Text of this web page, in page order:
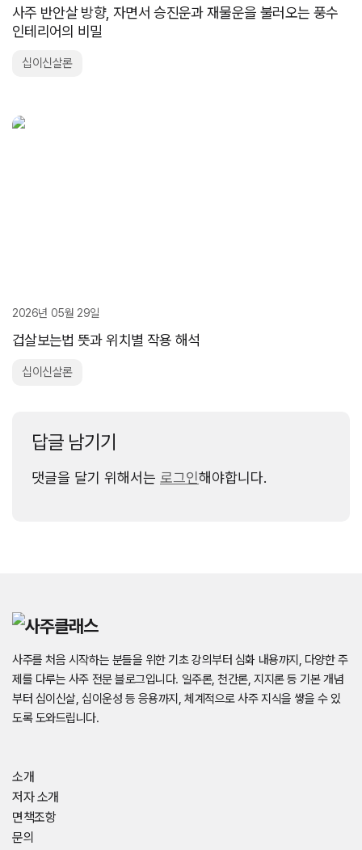
사주 반안살 방향, 자면서 승진운과 재물운을 불러오는 풍수
인테리어의 비밀
십이신살론
2026년 05월 29일
겁살보는법 뜻과 위치별 작용 해석
십이신살론
답글 남기기
댓글을 달기 위해서는 로그인해야합니다.
사주를 처음 시작하는 분들을 위한 기초 강의부터 심화 내용까지, 다양한 주
제를 다루는 사주 전문 블로그입니다. 일주론, 천간론, 지지론 등 기본 개념
부터 십이신살, 십이운성 등 응용까지, 체계적으로 사주 지식을 쌓을 수 있
도록 도와드립니다.
소개
저자 소개
면책조항
문의